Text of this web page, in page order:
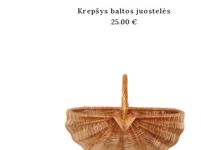
Krepšys baltos juostelės
25.00€